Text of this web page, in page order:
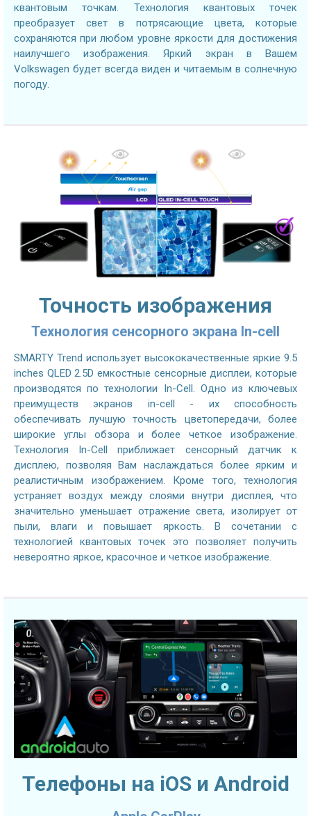
квантовым точкам. Технология квантовых точек
преобразует свет в потрясающие цвета, которые
сохраняются при любом уровне яркости для достижения
наилучшего изображения. Яркий экран в Вашем
Volkswagen будет всегда виден и читаемым в солнечную
погоду.
Точность изображения
Технология сенсорного экрана In-cell
SMARTY Trend использует высококачественные яркие 9.5
inches QLED 2.5D емкостные сенсорные дисплеи, которые
производятся по технологии In-Cell. Одно из ключевых
преимуществ экранов in-cell - их способность
обеспечивать лучшую точность цветопередачи, более
широкие углы обзора и более четкое изображение.
Технология In-Cell приближает сенсорный датчик к
дисплею, позволяя Вам наслаждаться более ярким и
реалистичным изображением. Кроме того, технология
устраняет воздух между слоями внутри дисплея, что
значительно уменьшает отражение света, изолирует от
пыли, влаги и повышает яркость. В сочетании с
технологией квантовых точек это позволяет получить
невероятно яркое, красочное и четкое изображение.
Телефоны на iOS и Android